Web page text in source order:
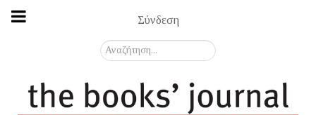
Σύνδεση
Αναζήτηση...